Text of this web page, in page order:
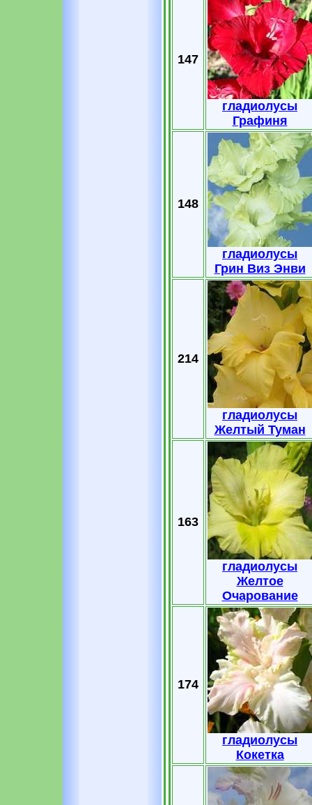
147
гладиолусы
Графиня
148
гладиолусы
Грин Виз Энви
214
гладиолусы
Желтый Туман
163
гладиолусы
Желтое
Очарование
174
гладиолусы
Кокетка